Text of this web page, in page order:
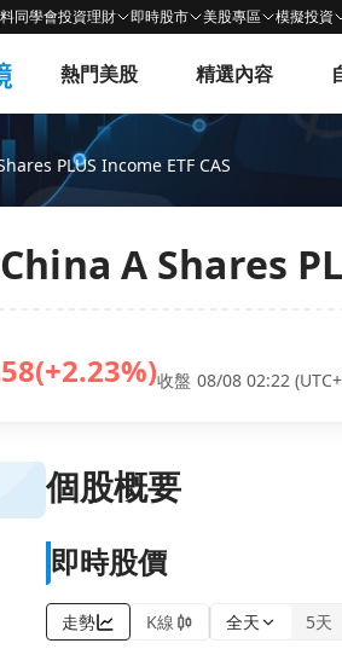
同學會投資理財 即時股市 美股專區 模擬投資
熱門美股 精選內容
PLUS Income ETF CAS
A Shares
(+2.23%)收盤 08/08 02:22
個股概要
即時股價
走勢 K線 全天 5天